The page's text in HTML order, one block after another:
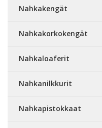
Nahkakengät
Nahkakorkokengät
Nahkaloaferit
Nahkanilkkurit
Nahkapistokkaat